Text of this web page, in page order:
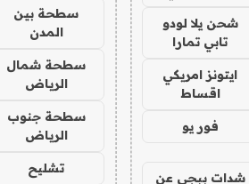
شحن يلا لودو
تابي تمارا
ايتونز امريكي
اقساط
فور يو
شدات ببجي عن
سطحة بين
المدن
سطحة شمال
الرياض
سطحة جنوب
الرياض
تشليح